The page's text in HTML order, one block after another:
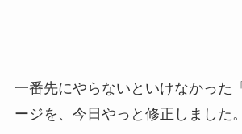
一番先にやらないといけなかった
ージを、今日やっと修正しました。